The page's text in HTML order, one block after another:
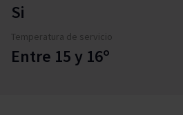
Si
Temperatura de servicio
Entre 15 y 16º